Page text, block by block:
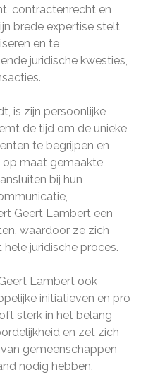
contractenrecht en
brede expertise stelt
en te
juridische kwesties,
is zijn persoonlijke
de tijd om de unieke
te begrijpen en
maat gemaakte
bij hun
Geert Lambert een
waardoor ze zich
juridische proces.
Lambert ook
initiatieven en pro
sterk in het belang
en zet zich
gemeenschappen
nodig hebben.